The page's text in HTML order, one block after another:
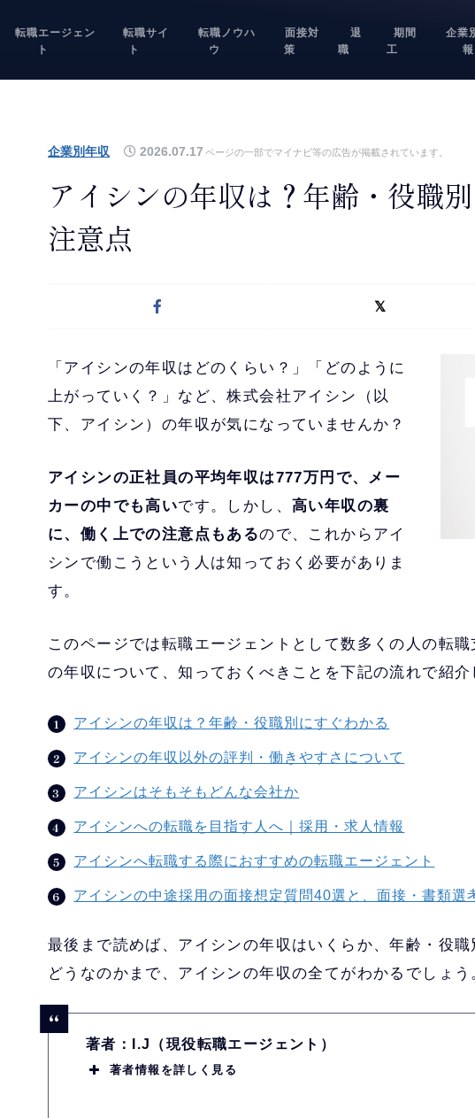
転職エージェン
ト
転職サイ
ト
転職ノウハ
ウ
面接対
策
退
職
期間
工
企業
報
ページの一部でマイナビ等の広告が掲載されています。
企業別年収 2026.07.17
アイシンの年収は？年齢・役職
注意点
「アイシンの年収はどのくらい？」「どのように
上がっていく？」など、株式会社アイシン（以
下、アイシン）の年収が気になっていませんか？
アイシンの正社員の平均年収は777万円で、メー
カーの中でも高いです。しかし、 高い年収の裏
に、働く上での注意点もあるので、これからアイ
シンで働こうという人は知っておく必要がありま
す。
このページでは転職エージェントとして数多くの人の転
の年収について、知っておくべきことを下記の流れで紹介
アイシンの年収は？年齢・役職別にすぐわかる
アイシンの年収以外の評判・働きやすさについて
アイシンはそもそもどんな会社か
アイシンへの転職を目指す人へ｜採用・求人情報
アイシンへ転職する際におすすめの転職エージェント
アイシンの中途採用の面接想定質問40選と、面接・書類選
最後まで読めば、アイシンの年収はいくらか、年齢・役
どうなのかまで、アイシンの年収の全てがわかるでしょう
著者：I.J（現役転職エージェント）
著者情報を詳しく見る